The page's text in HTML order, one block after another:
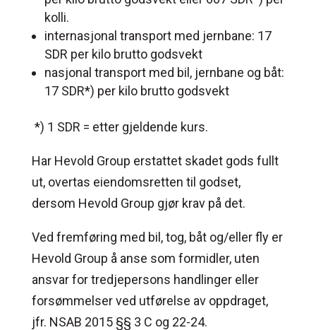
kolli.
internasjonal transport med jernbane: 17
SDR per kilo brutto godsvekt
nasjonal transport med bil, jernbane og båt:
17 SDR*) per kilo brutto godsvekt
*) 1 SDR = etter gjeldende kurs.
Har Hevold Group erstattet skadet gods fullt
ut, overtas eiendomsretten til godset,
dersom Hevold Group gjør krav på det.
Ved fremføring med bil, tog, båt og/eller fly er
Hevold Group å anse som formidler, uten
ansvar for tredjepersons handlinger eller
forsømmelser ved utførelse av oppdraget,
jfr. NSAB 2015 §§ 3 C og 22-24.